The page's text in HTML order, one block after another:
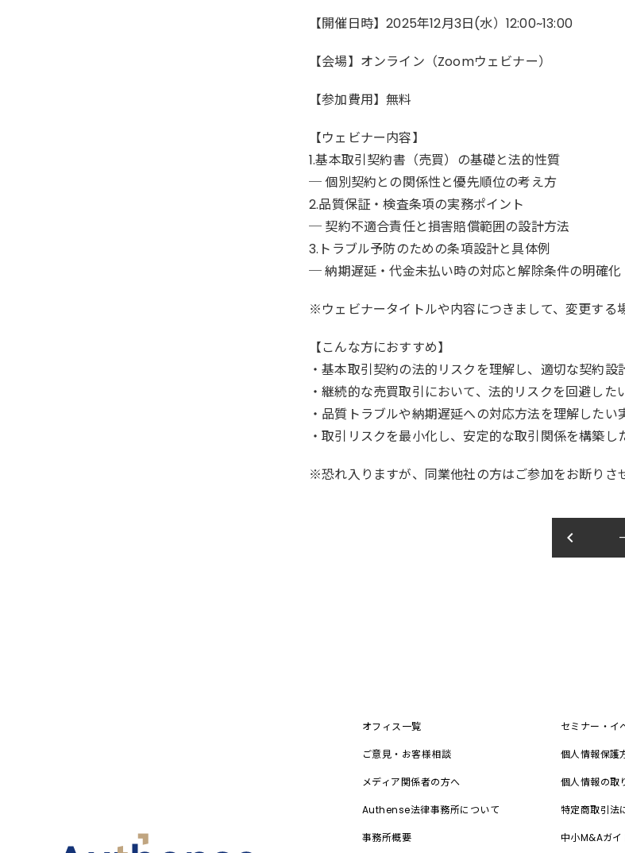
【開催日時】2025年12月3日(水）12:00~13:00
【会場】オンライン（Zoomウェビナー）
【参加費用】無料
【ウェビナー内容】
1.基本取引契約書（売買）の基礎と法的性質
─ 個別契約との関係性と優先順位の考え方
2.品質保証・検査条項の実務ポイント
─ 契約不適合責任と損害賠償範囲の設計方法
3.トラブル予防のための条項設計と具体例
─ 納期遅延・代金未払い時の対応と解除条件の明確化
※ウェビナータイトルや内容につきまして、変更する
【こんな方におすすめ】
・基本取引契約の法的リスクを理解し、適切な契約設
・継続的な売買取引において、法的リスクを回避した
・品質トラブルや納期遅延への対応方法を理解したい
・取引リスクを最小化し、安定的な取引関係を構築し
※恐れ入りますが、同業他社の方はご参加をお断りさ
keyboard_arrow_left
オフィス一覧
ご意見・お客様相談
メディア関係者の方へ
Authense法律事務所について
事務所概要
セミナー・イ
個人情報保護
個人情報の取
特定商取引法
中小M&Aガ